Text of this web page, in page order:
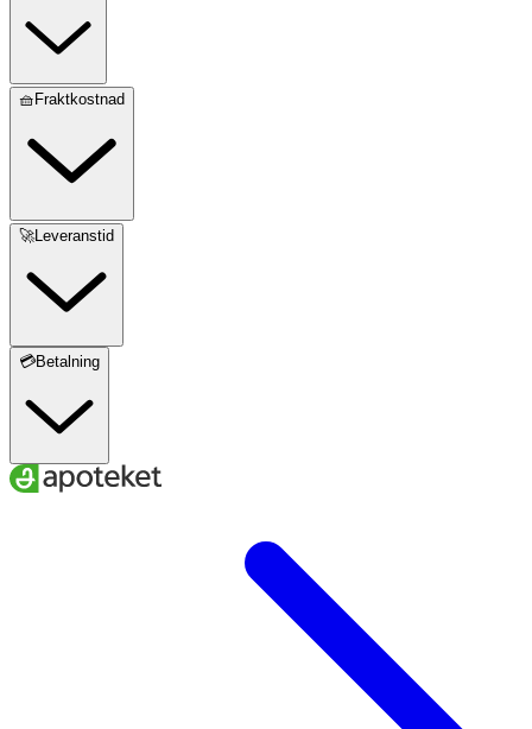
🧺Fraktkostnad
🚀Leveranstid
💳Betalning